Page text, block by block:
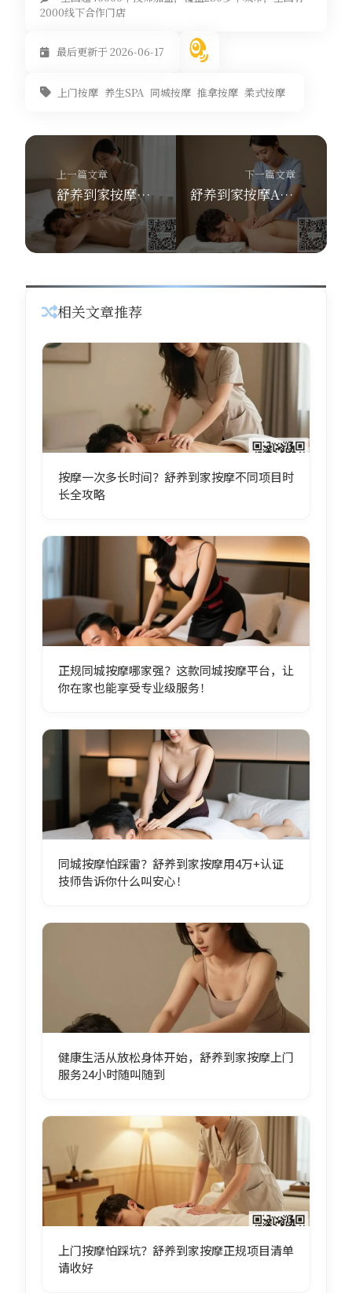
2000线下合作门店
最后更新于 2026-06-17
上门按摩 养生SPA 同城按摩 推拿按摩 柔式按摩
上一篇文章
舒养到家按摩缓解紧绷状态体验项目，同城上门最快30分钟
下一篇文章
舒养到家按摩APP上线！30分钟上门推拿，9种项目低至168元
相关文章推荐
按摩一次多长时间？舒养到家按摩不同项目时
长全攻略
正规同城按摩哪家强？这款同城按摩平台，让
你在家也能享受专业级服务！
同城按摩怕踩雷？舒养到家按摩用4万+认证
技师告诉你什么叫安心！
健康生活从放松身体开始，舒养到家按摩上门
服务24小时随叫随到
上门按摩怕踩坑？舒养到家按摩正规项目清单
请收好